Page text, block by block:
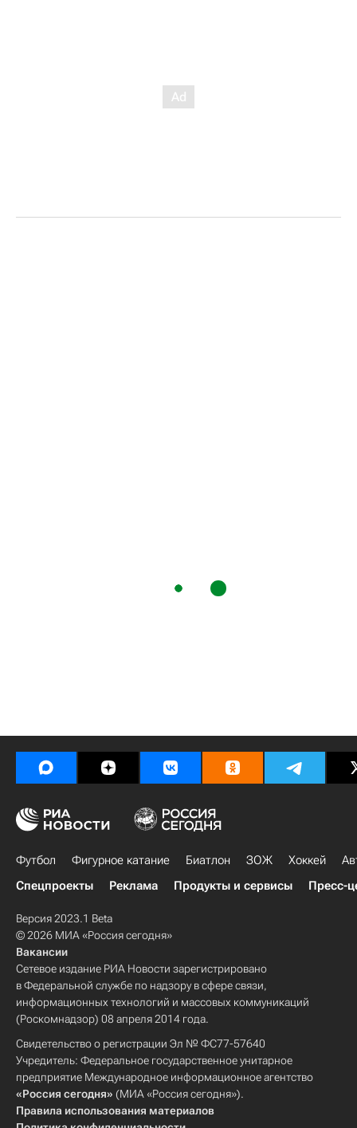
Футбол Фигурное катание Биатлон ЗОЖ Хоккей
Спецпроекты
Реклама Продукты и сервисы Пресс-
Версия 2023.1 Beta
© 2026 МИА «Россия сегодня»
Вакансии
Сетевое издание РИА Новости зарегистрировано
в Федеральной службе по надзору в сфере связи,
информационных технологий и массовых коммуникаций
(Роскомнадзор) 08 апреля 2014 года.
Свидетельство о регистрации Эл № ФС77-57640
Учредитель: Федеральное государственное унитарное
предприятие Международное информационное агентство
«Россия сегодня» (МИА «Россия сегодня»).
Правила использования материалов